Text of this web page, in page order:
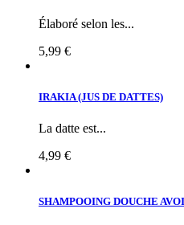
Élaboré selon les...
5,99 €
IRAKIA (JUS DE DATTES)
La datte est...
4,99 €
SHAMPOOING DOUCHE